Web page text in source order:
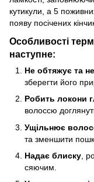
кутикули, а 5
появу посічених
Особливості
наступне:
Не обтяжує та
зберегти його
Робить локони
волоссю
Ущільнює
та зменшити
Надає блиску ,
сяючим.